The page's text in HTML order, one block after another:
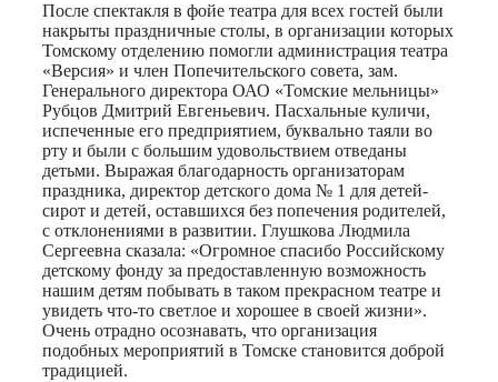
После спектакля в фойе театра для всех гостей были
накрыты праздничные столы, в организации которых
Томскому отделению помогли администрация театра
«Версия» и член Попечительского совета, зам.
Генерального директора ОАО «Томские мельницы»
Рубцов Дмитрий Евгеньевич. Пасхальные куличи,
испеченные его предприятием, буквально таяли во
рту и были с большим удовольствием отведаны
детьми. Выражая благодарность организаторам
праздника, директор детского дома № 1 для детей-
сирот и детей, оставшихся без попечения родителей,
с отклонениями в развитии. Глушкова Людмила
Сергеевна сказала: «Огромное спасибо Российскому
детскому фонду за предоставленную возможность
нашим детям побывать в таком прекрасном театре и
увидеть что-то светлое и хорошее в своей жизни».
Очень отрадно осознавать, что организация
подобных мероприятий в Томске становится доброй
традицией.